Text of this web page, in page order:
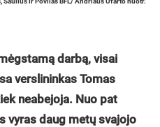
darbą, visai
verslininkas Tomas
neabejoja. Nuo pat
vyras daug metų svajojo